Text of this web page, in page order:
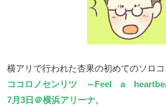
横アリで行われた杏果の初めてのソロコ
ココロノセンリツ ～Feel a
7月3日＠横浜アリーナ。